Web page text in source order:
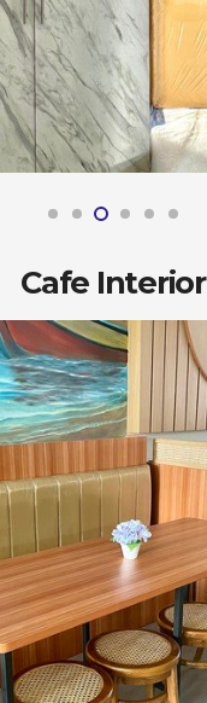
Cafe Interior